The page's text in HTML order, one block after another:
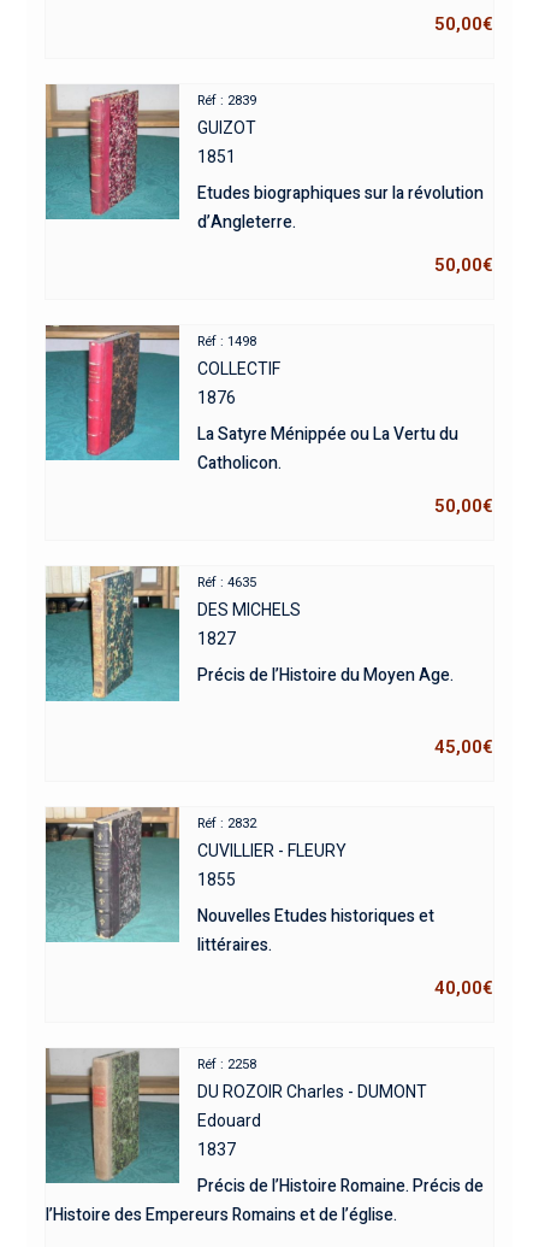
50,00€
Réf : 2839
GUIZOT
1851
Etudes biographiques sur la révolution
d’Angleterre.
50,00€
Réf : 1498
COLLECTIF
1876
La Satyre Ménippée ou La Vertu du
Catholicon.
50,00€
Réf : 4635
DES MICHELS
1827
Précis de l’Histoire du Moyen Age.
45,00€
Réf : 2832
CUVILLIER - FLEURY
1855
Nouvelles Etudes historiques et
littéraires.
40,00€
Réf : 2258
DU ROZOIR Charles - DUMONT
Edouard
1837
Précis de l’Histoire Romaine. Précis de
l’Histoire des Empereurs Romains et de l’église.